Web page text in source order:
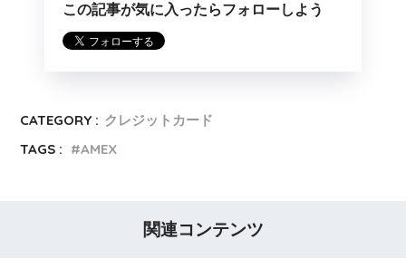
この記事が気に入ったらフォローしよう
CATEGORY : クレジットカード
TAGS :
AMEX
関連コンテンツ